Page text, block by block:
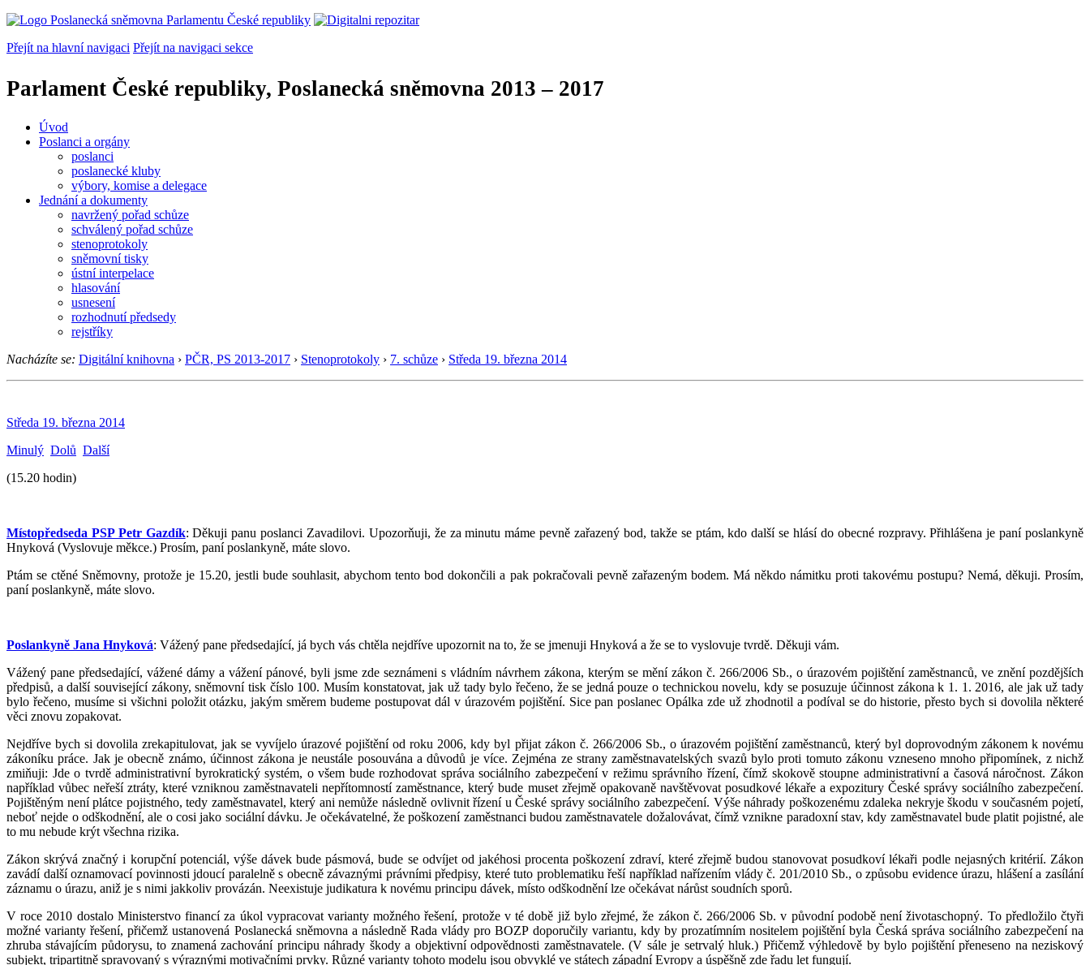
Přejít na hlavní navigaci Přejít na navigaci sekce
Parlament České republiky, Poslanecká sněmovna 2013 – 2017
Úvod
Poslanci a orgány
poslanci
poslanecké kluby
výbory, komise a delegace
Jednání a dokumenty
navržený pořad schůze
schválený pořad schůze
stenoprotokoly
sněmovní tisky
ústní interpelace
hlasování
usnesení
rozhodnutí předsedy
rejstříky
Nacházíte se: Digitální knihovna › PČR, PS 2013-2017 › Stenoprotokoly › 7. schůze › Středa 19. března 2014
Středa 19. března 2014
Minulý Dolů Další
(15.20 hodin)
Místopředseda PSP Petr Gazdík: Děkuji panu poslanci Zavadilovi. Upozorňuji, že za minutu máme pevně zařazený bod, takže se ptám, kdo další se hlásí do obecné rozpravy. Přihlášena je paní poslankyně
Hnyková (Vyslovuje měkce.) Prosím, paní poslankyně, máte slovo.
Ptám se ctěné Sněmovny, protože je 15.20, jestli bude souhlasit, abychom tento bod dokončili a pak pokračovali pevně zařazeným bodem. Má někdo námitku proti takovému postupu? Nemá, děkuji. Prosím,
paní poslankyně, máte slovo.
Poslankyně Jana Hnyková: Vážený pane předsedající, já bych vás chtěla nejdříve upozornit na to, že se jmenuji Hnyková a že se to vyslovuje tvrdě. Děkuji vám.
Vážený pane předsedající, vážené dámy a vážení pánové, byli jsme zde seznámeni s vládním návrhem zákona, kterým se mění zákon č. 266/2006 Sb., o úrazovém pojištění zaměstnanců, ve znění pozdějších
předpisů, a další související zákony, sněmovní tisk číslo 100. Musím konstatovat, jak už tady bylo řečeno, že se jedná pouze o technickou novelu, kdy se posuzuje účinnost zákona k 1. 1. 2016, ale jak už tady
bylo řečeno, musíme si všichni položit otázku, jakým směrem budeme postupovat dál v úrazovém pojištění. Sice pan poslanec Opálka zde už zhodnotil a podíval se do historie, přesto bych si dovolila některé
věci znovu zopakovat.
Nejdříve bych si dovolila zrekapitulovat, jak se vyvíjelo úrazové pojištění od roku 2006, kdy byl přijat zákon č. 266/2006 Sb., o úrazovém pojištění zaměstnanců, který byl doprovodným zákonem k novému
zákoníku práce. Jak je obecně známo, účinnost zákona je neustále posouvána a důvodů je více. Zejména ze strany zaměstnavatelských svazů bylo proti tomuto zákonu vzneseno mnoho připomínek, z nichž
zmiňuji: Jde o tvrdě administrativní byrokratický systém, o všem bude rozhodovat správa sociálního zabezpečení v režimu správního řízení, čímž skokově stoupne administrativní a časová náročnost. Zákon
například vůbec neřeší ztráty, které vzniknou zaměstnavateli nepřítomností zaměstnance, který bude muset zřejmě opakovaně navštěvovat posudkové lékaře a expozitury České správy sociálního zabezpečení.
Pojištěným není plátce pojistného, tedy zaměstnavatel, který ani nemůže následně ovlivnit řízení u České správy sociálního zabezpečení. Výše náhrady poškozenému zdaleka nekryje škodu v současném pojetí,
neboť nejde o odškodnění, ale o cosi jako sociální dávku. Je očekávatelné, že poškození zaměstnanci budou zaměstnavatele dožalovávat, čímž vznikne paradoxní stav, kdy zaměstnavatel bude platit pojistné, ale
to mu nebude krýt všechna rizika.
Zákon skrývá značný i korupční potenciál, výše dávek bude pásmová, bude se odvíjet od jakéhosi procenta poškození zdraví, které zřejmě budou stanovovat posudkoví lékaři podle nejasných kritérií. Zákon
zavádí další oznamovací povinnosti jdoucí paralelně s obecně závaznými právními předpisy, které tuto problematiku řeší například nařízením vlády č. 201/2010 Sb., o způsobu evidence úrazu, hlášení a zasílání
záznamu o úrazu, aniž je s nimi jakkoliv provázán. Neexistuje judikatura k novému principu dávek, místo odškodnění lze očekávat nárůst soudních sporů.
V roce 2010 dostalo Ministerstvo financí za úkol vypracovat varianty možného řešení, protože v té době již bylo zřejmé, že zákon č. 266/2006 Sb. v původní podobě není životaschopný. To předložilo čtyři
možné varianty řešení, přičemž ustanovená Poslanecká sněmovna a následně Rada vlády pro BOZP doporučily variantu, kdy by prozatímním nositelem pojištění byla Česká správa sociálního zabezpečení na
zhruba stávajícím půdorysu, to znamená zachování principu náhrady škody a objektivní odpovědnosti zaměstnavatele. (V sále je setrvalý hluk.) Přičemž výhledově by bylo pojištění přeneseno na neziskový
subjekt, tripartitně spravovaný s výraznými motivačními prvky. Různé varianty tohoto modelu jsou obvyklé ve státech západní Evropy a úspěšně zde řadu let fungují.